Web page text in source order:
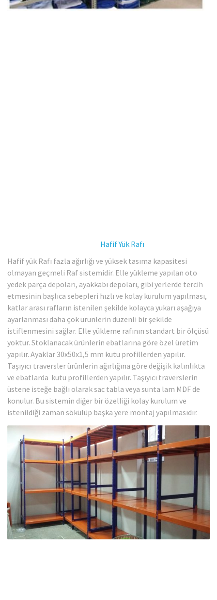
Hafif Yük Rafı
Hafif yük Rafı fazla ağırlığı ve yüksek tasıma kapasitesi
olmayan geçmeli Raf sistemidir. Elle yükleme yapılan oto
yedek parça depoları, ayakkabı depoları, gibi yerlerde tercih
etmesinin başlıca sebepleri hızlı ve kolay kurulum yapılması,
katlar arası rafların istenilen şekilde kolayca yukarı aşağıya
ayarlanması daha çok ürünlerin düzenli bir şekilde
istiflenmesini sağlar. Elle yükleme rafının standart bir ölçüsü
yoktur. Stoklanacak ürünlerin ebatlarına göre özel üretim
yapılır. Ayaklar 30x50x1,5 mm kutu profillerden yapılır.
Taşıyıcı traversler ürünlerin ağırlığına göre değişik kalınlıkta
ve ebatlarda kutu profillerden yapılır. Taşıyıcı traverslerin
üstene isteğe bağlı olarak sac tabla veya sunta lam MDF de
konulur. Bu sistemin diğer bir özelliği kolay kurulum ve
istenildiği zaman sökülüp başka yere montaj yapılmasıdır.